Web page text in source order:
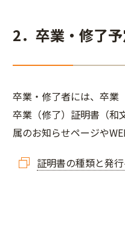
2．卒業・修了
卒業・修了者には、卒業
卒業（修了）証明書（和
属のお知らせページや
証明書の種類と発